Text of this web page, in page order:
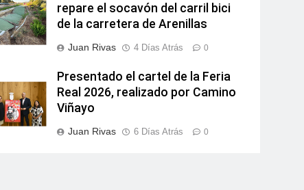
repare el socavón del carril bici
de la carretera de Arenillas
Juan Rivas 4 Días Atrás 0
Presentado el cartel de la Feria
Real 2026, realizado por Camino
Viñayo
Juan Rivas 6 Días Atrás 0